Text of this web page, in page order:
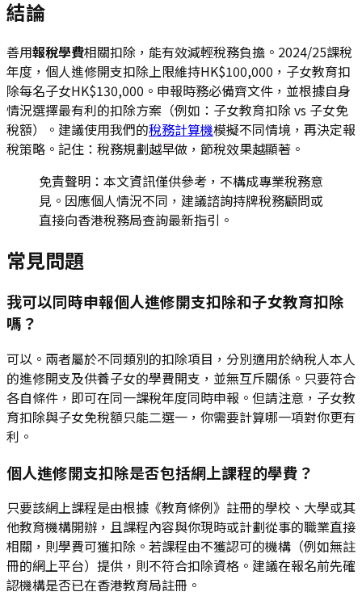
結論
善用報稅學費相關扣除，能有效減輕稅務負擔。2024/25課稅
年度，個人進修開支扣除上限維持HK$100,000，子女教育扣
除每名子女HK$130,000。申報時務必備齊文件，並根據自身
情況選擇最有利的扣除方案（例如：子女教育扣除 vs 子女免
稅額）。建議使用我們的稅務計算機模擬不同情境，再決定報
稅策略。記住：稅務規劃越早做，節稅效果越顯著。
免責聲明：本文資訊僅供參考，不構成專業稅務意
見。因應個人情況不同，建議諮詢持牌稅務顧問或
直接向香港稅務局查詢最新指引。
常見問題
我可以同時申報個人進修開支扣除和子女教育扣除
嗎？
可以。兩者屬於不同類別的扣除項目，分別適用於納稅人本人
的進修開支及供養子女的學費開支，並無互斥關係。只要符合
各自條件，即可在同一課稅年度同時申報。但請注意，子女教
育扣除與子女免稅額只能二選一，你需要計算哪一項對你更有
利。
個人進修開支扣除是否包括網上課程的學費？
只要該網上課程是由根據《教育條例》註冊的學校、大學或其
他教育機構開辦，且課程內容與你現時或計劃從事的職業直接
相關，則學費可獲扣除。若課程由不獲認可的機構（例如無註
冊的網上平台）提供，則不符合扣除資格。建議在報名前先確
認機構是否已在香港教育局註冊。